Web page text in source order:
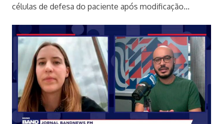
células de defesa do paciente após modificação…